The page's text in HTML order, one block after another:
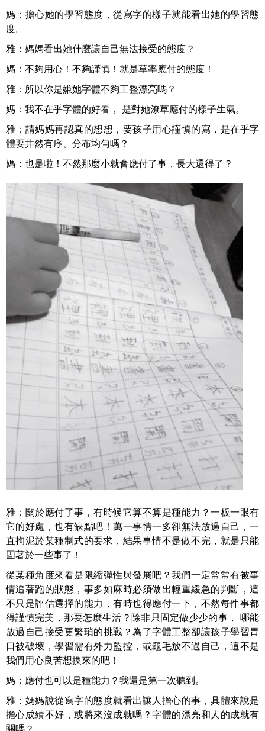
媽：擔心她的學習態度，從寫字的樣子就能看出她的學習態
度。
雅：媽媽看出她什麼讓自己無法接受的態度？
媽：不夠用心！不夠謹慎！就是草率應付的態度！
雅：所以你是嫌她字體不夠工整漂亮嗎？
媽：我不在乎字體的好看， 是對她潦草應付的樣子生氣。
雅：請媽媽再認真的想想，要孩子用心謹慎的寫，是在乎字
體要井然有序、分布均勻嗎？
媽：也是啦！不然那麼小就會應付了事，長大還得了？
雅：關於應付了事，有時候它算不算是種能力？一板一眼有
它的好處，也有缺點吧！萬一事情一多卻無法放過自己，一
直拘泥於某種制式的要求，結果事情不是做不完，就是只能
固著於一些事了！
從某種角度來看是限縮彈性與發展吧？我們一定常常有被事
情追著跑的狀態，事多如麻時必須做出輕重緩急的判斷，這
不只是評估選擇的能力，有時也得應付一下，不然每件事都
得謹慎完美，那要怎麼生活？除非只固定做少少的事， 哪能
放過自己接受更繁瑣的挑戰？為了字體工整卻讓孩子學習胃
口被破壞，學習需有外力監控，或龜毛放不過自己，這不是
我們用心良苦想換來的吧！
媽：應付也可以是種能力？我還是第一次聽到。
雅：媽媽說從寫字的態度就看出讓人擔心的事，具體來說是
擔心成績不好，或將來沒成就嗎？字體的漂亮和人的成就有
關嗎？